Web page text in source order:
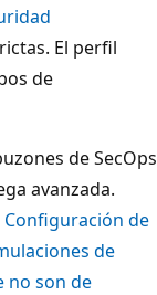
El perfil
de
de SecOps
avanzada.
Configuración de
de
no son de